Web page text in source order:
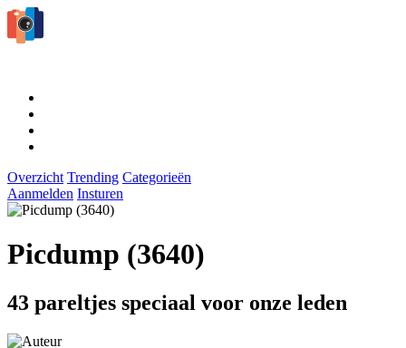
Overzicht Trending Categorieën
Aanmelden Insturen
Picdump (3640)
43 pareltjes speciaal voor onze leden